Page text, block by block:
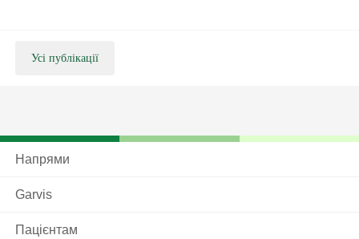
Усі публікації
Напрями
Garvis
Пацієнтам